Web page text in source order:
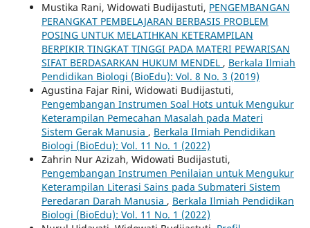
Mustika Rani, Widowati Budijastuti, PENGEMBANGAN
PERANGKAT PEMBELAJARAN BERBASIS PROBLEM
POSING UNTUK MELATIHKAN KETERAMPILAN
BERPIKIR TINGKAT TINGGI PADA MATERI PEWARISAN
SIFAT BERDASARKAN HUKUM MENDEL , Berkala Ilmiah
Pendidikan Biologi (BioEdu): Vol. 8 No. 3 (2019)
Agustina Fajar Rini, Widowati Budijastuti,
Pengembangan Instrumen Soal Hots untuk Mengukur
Keterampilan Pemecahan Masalah pada Materi
Sistem Gerak Manusia , Berkala Ilmiah Pendidikan
Biologi (BioEdu): Vol. 11 No. 1 (2022)
Zahrin Nur Azizah, Widowati Budijastuti,
Pengembangan Instrumen Penilaian untuk Mengukur
Keterampilan Literasi Sains pada Submateri Sistem
Peredaran Darah Manusia , Berkala Ilmiah Pendidikan
Biologi (BioEdu): Vol. 11 No. 1 (2022)